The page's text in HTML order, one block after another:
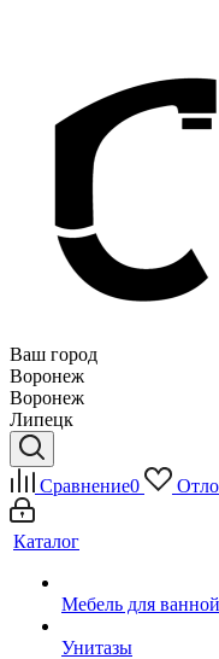
Ваш город
Воронеж
Воронеж
Липецк
Сравнение0
Каталог
Мебель для ванной
Унитазы